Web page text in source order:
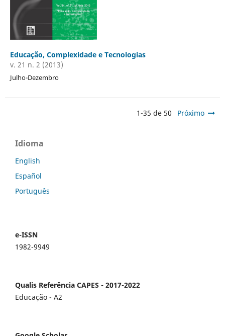
Educação, Complexidade e Tecnologias
v. 21 n. 2 (2013)
Julho-Dezembro
1-35 de 50 Próximo
Idioma
English
Español
Português
e-ISSN
1982-9949
Qualis Referência CAPES - 2017-2022
Educação - A2